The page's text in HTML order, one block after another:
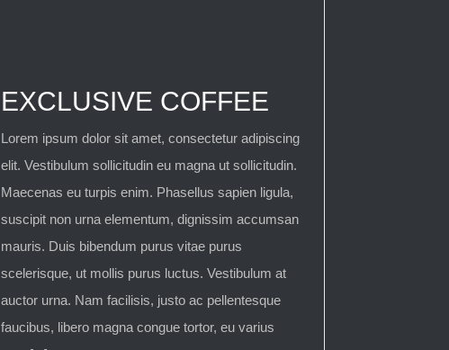
EXCLUSIVE COFFEE
Lorem ipsum dolor sit amet, consectetur adipiscing
elit. Vestibulum sollicitudin eu magna ut sollicitudin.
Maecenas eu turpis enim. Phasellus sapien ligula,
suscipit non urna elementum, dignissim accumsan
mauris. Duis bibendum purus vitae purus
scelerisque, ut mollis purus luctus. Vestibulum at
auctor urna. Nam facilisis, justo ac pellentesque
faucibus, libero magna congue tortor, eu varius